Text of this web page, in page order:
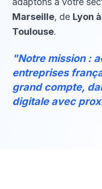
Marseille, de Lyon
Toulouse.
"Notre mission :
entreprises
grand compte,
digitale avec